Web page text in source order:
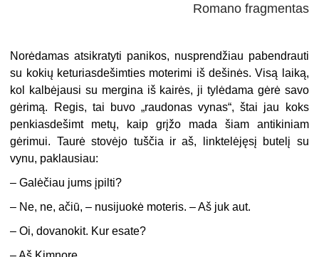
Romano fragmentas
Norėdamas atsikratyti panikos, nusprendžiau pabendrauti
su kokių keturiasdešimties moterimi iš dešinės. Visą laiką,
kol kalbėjausi su mergina iš kairės, ji tylėdama gėrė savo
gėrimą. Regis, tai buvo „raudonas vynas“, štai jau koks
penkiasdešimt metų, kaip grįžo mada šiam antikiniam
gėrimui. Taurė stovėjo tuščia ir aš, linktelėjęsį butelį su
vynu, paklausiau:
– Galėčiau jums įpilti?
– Ne, ne, ačiū, – nusijuokė moteris. – Aš juk aut.
– Oi, dovanokit. Kur esate?